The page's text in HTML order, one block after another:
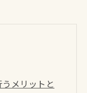
メリットと